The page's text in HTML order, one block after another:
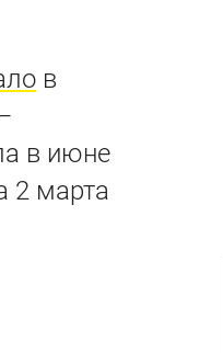
в
в июне
2 марта